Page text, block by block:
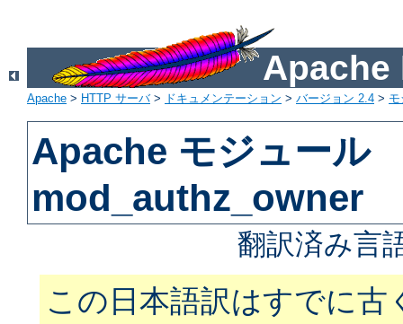
Apache
Apache > HTTP サーバ> ドキュメンテーション > バージョン 2.4 >
Apache モジュール
mod_authz_owner
翻訳済み言
この日本語訳はすでに古